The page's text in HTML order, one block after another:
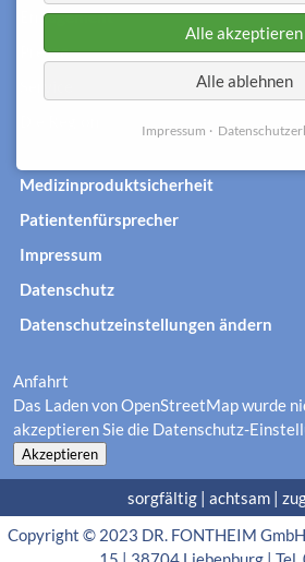
Engagement
Presse
Medizinproduktsicherheit
Patientenfürsprecher
Impressum
Datenschutz
Datenschutzeinstellungen ändern
Anfahrt
Das Laden von OpenStreetMap wurde
akzeptieren Sie die Datenschutz-
Akzeptieren
sorgfältig | achtsam |
Copyright © 2023 DR. FONTHEIM
Alle akzeptieren
Alle ablehnen
Impressum